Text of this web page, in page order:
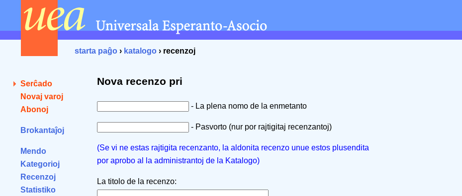
starta paĝo › katalogo › recenzoj
Serĉado
Novaj varoj
Abonoj
Brokantaĵoj
Mendo
Kategorioj
Recenzoj
Statistiko
Nova recenzo pri
- La plena nomo de la enmetanto
- Pasvorto (nur por rajtigitaj recenzantoj)
(Se vi ne estas rajtigita recenzanto, la aldonita recenzo unue estos plusendita
por aprobo al la administrantoj de la Katalogo)
La titolo de la recenzo: